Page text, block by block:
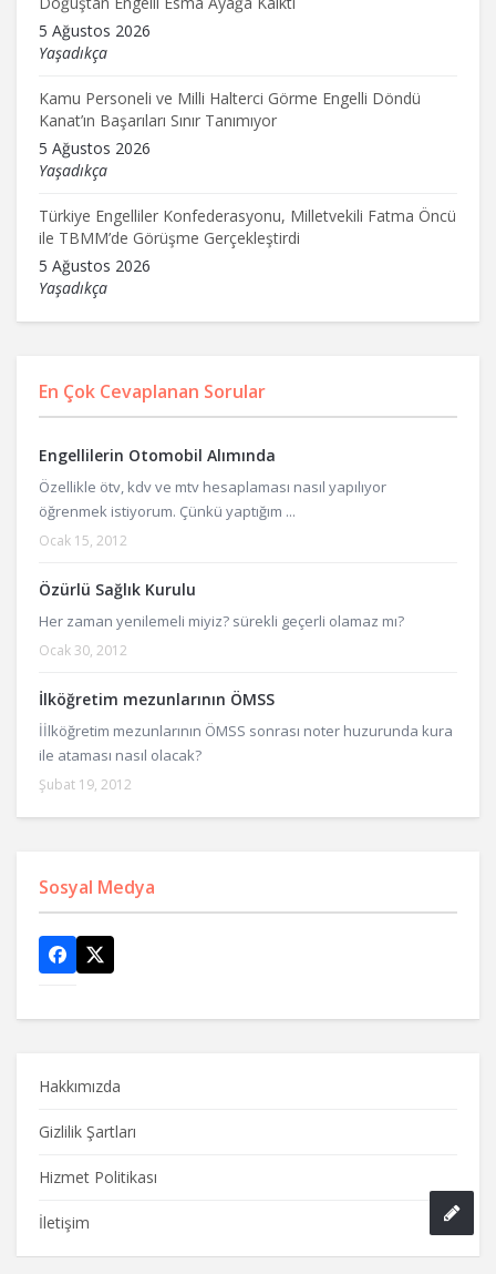
5 Ağustos 2026
Yaşadıkça
Kamu Personeli ve Milli Halterci Görme Engelli Döndü
Kanat’ın Başarıları Sınır Tanımıyor
5 Ağustos 2026
Yaşadıkça
Türkiye Engelliler Konfederasyonu, Milletvekili Fatma Öncü
ile TBMM’de Görüşme Gerçekleştirdi
5 Ağustos 2026
Yaşadıkça
En Çok Cevaplanan Sorular
Engellilerin Otomobil Alımında
Özellikle ötv, kdv ve mtv hesaplaması nasıl yapılıyor
öğrenmek istiyorum. Çünkü yaptığım ...
Ocak 15, 2012
Özürlü Sağlık Kurulu
Her zaman yenilemeli miyiz? sürekli geçerli olamaz mı?
Ocak 30, 2012
İlköğretim mezunlarının ÖMSS
İİlköğretim mezunlarının ÖMSS sonrası noter huzurunda kura
ile ataması nasıl olacak?
Şubat 19, 2012
Sosyal Medya
Hakkımızda
Gizlilik Şartları
Hizmet Politikası
İletişim